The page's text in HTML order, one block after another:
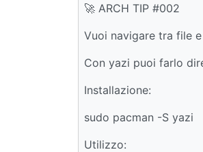
🚀 ARCH TIP #002
Vuoi navigare tra file
Con yazi puoi farlo
Installazione:
sudo pacman -S yazi
Utilizzo: